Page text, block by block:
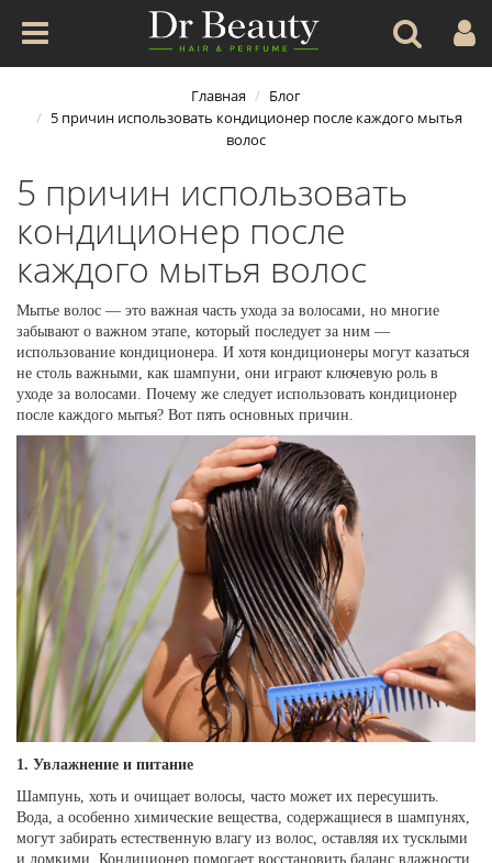
Главная
Блог
5 причин использовать кондиционер после каждого мытья
волос
5 причин использовать
кондиционер после
каждого мытья волос
Мытье волос — это важная часть ухода за волосами, но многие
забывают о важном этапе, который последует за ним —
использование кондиционера. И хотя кондиционеры могут казаться
не столь важными, как шампуни, они играют ключевую роль в
уходе за волосами. Почему же следует использовать кондиционер
после каждого мытья? Вот пять основных причин.
1. Увлажнение и питание
Шампунь, хоть и очищает волосы, часто может их пересушить.
Вода, а особенно химические вещества, содержащиеся в шампунях,
могут забирать естественную влагу из волос, оставляя их тусклыми
и ломкими. Кондиционер помогает восстановить баланс влажности,